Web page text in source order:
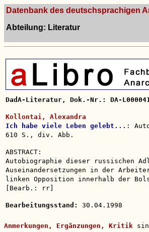
Datenbank des deutschsprachigen
Abteilung: Literatur
DadA-Literatur, Dok.-Nr.: DA-
Kollontai, Alexandra
Ich habe viele Leben gelebt... :
610 S., div. Abb.
ABSTRACT:
Autobiographie dieser russischen
Auseinandersetzungen in der
linken Opposition innerhalb der
[Bearb.: rr]
Bearbeitungsstand: 30.04.1998
Anmerkungen, Ergänzungen, Kritik